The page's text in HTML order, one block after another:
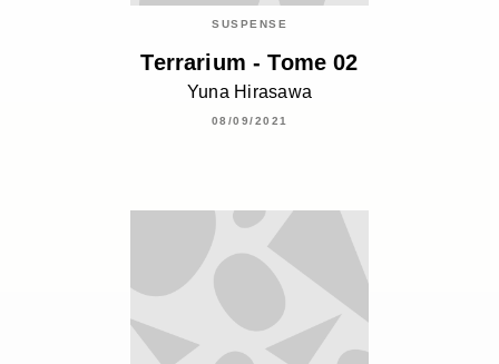
SUSPENSE
Terrarium - Tome 02
Yuna Hirasawa
08/09/2021